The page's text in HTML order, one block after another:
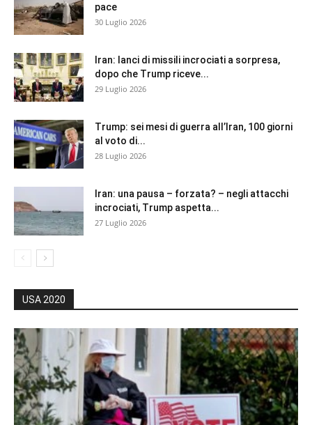
pace
30 Luglio 2026
Iran: lanci di missili incrociati a sorpresa,
dopo che Trump riceve...
29 Luglio 2026
Trump: sei mesi di guerra all’Iran, 100 giorni
al voto di...
28 Luglio 2026
Iran: una pausa – forzata? – negli attacchi
incrociati, Trump aspetta...
27 Luglio 2026
USA 2020